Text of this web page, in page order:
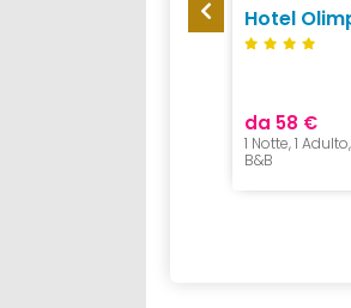
Hotel Lagorai Resort
Hotel
da 58 €
1 Notte, 1 Adulto,
B&B